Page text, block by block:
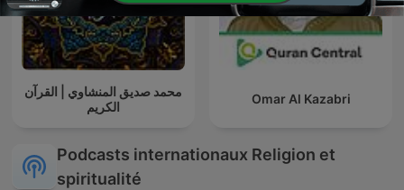
محمد صديق المنشاوي | القرآن
الكريم
Omar Al Kazabri
Podcasts internationaux Religion et
spiritualité